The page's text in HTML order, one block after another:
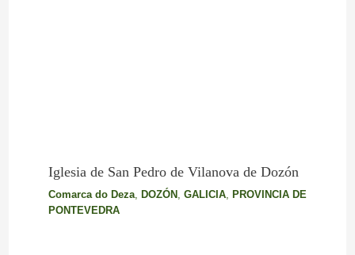
Iglesia de San Pedro de Vilanova de Dozón
Comarca do Deza, DOZÓN , GALICIA, PROVINCIA DE
PONTEVEDRA